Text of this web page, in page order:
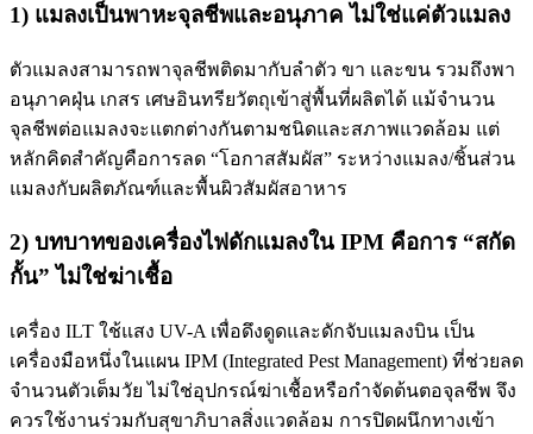
1) แมลงเป็นพาหะจุลชีพและอนุภาค ไม่ใช่แค่ตัวแมลง
ตัวแมลงสามารถพาจุลชีพติดมากับลำตัว ขา และขน รวมถึงพา
อนุภาคฝุ่น เกสร เศษอินทรียวัตถุเข้าสู่พื้นที่ผลิตได้ แม้จำนวน
จุลชีพต่อแมลงจะแตกต่างกันตามชนิดและสภาพแวดล้อม แต่
หลักคิดสำคัญคือการลด “โอกาสสัมผัส” ระหว่างแมลง/ชิ้นส่วน
แมลงกับผลิตภัณฑ์และพื้นผิวสัมผัสอาหาร
2) บทบาทของเครื่องไฟดักแมลงใน IPM คือการ “สกัด
กั้น” ไม่ใช่ฆ่าเชื้อ
เครื่อง ILT ใช้แสง UV-A เพื่อดึงดูดและดักจับแมลงบิน เป็น
เครื่องมือหนึ่งในแผน IPM (Integrated Pest Management) ที่ช่วยลด
จำนวนตัวเต็มวัย ไม่ใช่อุปกรณ์ฆ่าเชื้อหรือกำจัดต้นตอจุลชีพ จึง
ควรใช้งานร่วมกับสุขาภิบาลสิ่งแวดล้อม การปิดผนึกทางเข้า